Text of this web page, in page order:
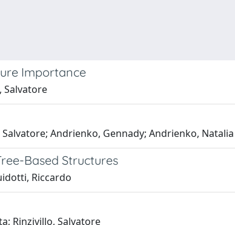
Importance
Salvatore
Andrienko, Gennady; Andrienko, Natalia
Based Structures
Riccardo
Rinzivillo, Salvatore